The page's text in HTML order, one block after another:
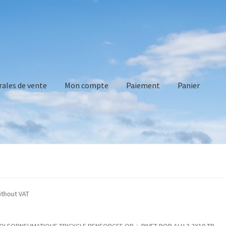
de vente Mon compte Paiement Panier
without VAT